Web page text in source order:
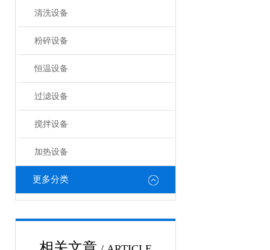
清洗设备
粉碎设备
恒温设备
过滤设备
搅拌设备
加热设备
更多分类